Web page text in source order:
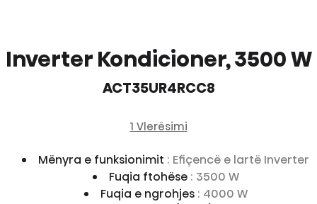
Inverter Kondicioner, 3500 W
ACT35UR4RCC8
1 Vlerësimi
Mënyra e funksionimit : Efiçencë e lartë Inverter
Fuqia ftohëse : 3500 W
Fuqia e ngrohjes : 4000 W